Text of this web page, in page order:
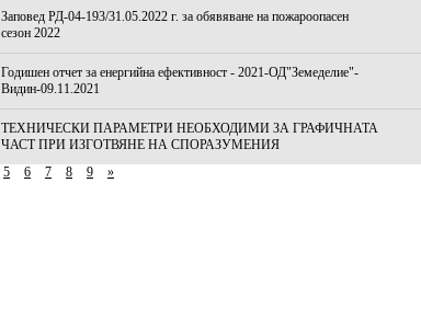
Заповед РД-04-193/31.05.2022 г. за обявяване на пожароопасен
сезон 2022
Годишен отчет за енергийна ефективност - 2021-ОД"Земеделие"-
Видин-09.11.2021
ТЕХНИЧЕСКИ ПАРАМЕТРИ НЕОБХОДИМИ ЗА ГРАФИЧНАТА
ЧАСТ ПРИ ИЗГОТВЯНЕ НА СПОРАЗУМЕНИЯ
5 6 7 8 9 »